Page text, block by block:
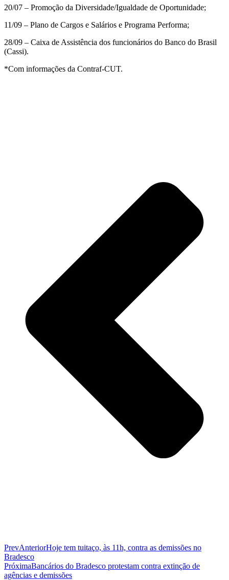
20/07 – Promoção da Diversidade/Igualdade de Oportunidade;
11/09 – Plano de Cargos e Salários e Programa Performa;
28/09 – Caixa de Assistência dos funcionários do Banco do Brasil
(Cassi).
*Com informações da Contraf-CUT.
PrevAnteriorHoje tem tuitaço, às 11h, contra as demissões no
Bradesco
PróximaBancários do Bradesco protestam contra extinção de
agências e demissões